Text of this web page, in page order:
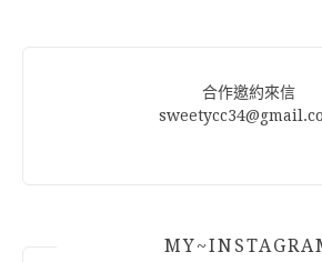
合作邀約來信